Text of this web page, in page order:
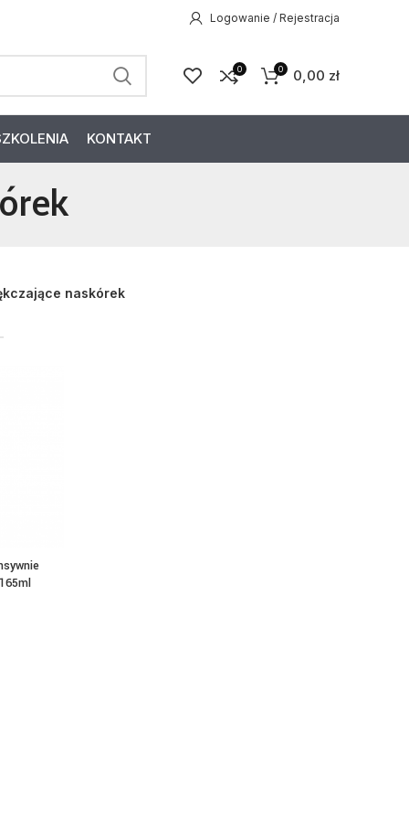
Logowanie / Rejestracja
0 0 0,00 zł
KONTAKT
naskórek